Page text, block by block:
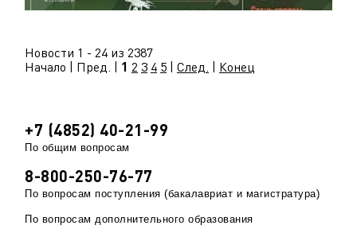
Новости 1 - 24 из 2387
Начало | Пред. | 1 2 3 4 5 След. Конец
+7 (4852) 40-21-99
По общим вопросам
8-800-250-76-77
По вопросам поступления (бакалавриат и магистратура)
По вопросам дополнительного образования